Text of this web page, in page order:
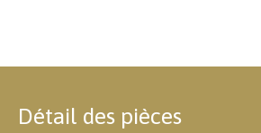
Détail des pièces